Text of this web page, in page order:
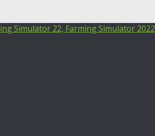
Simulator 22, Farming Simulator 2022